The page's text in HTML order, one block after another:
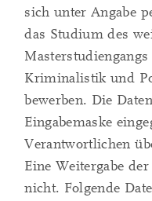
sich unter Angabe
das Studium des
Kriminalistik und
bewerben. Die
Eingabemaske
Verantwortlichen
Eine Weitergabe
nicht. Folgende